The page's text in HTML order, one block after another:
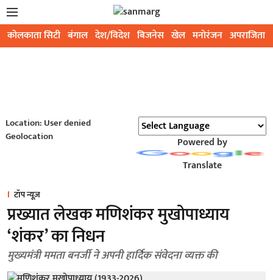
कोलकाता सिटी बंगाल देश/विदेश बिजनेस खेल मनोरंजन अपराजिता
Location: User denied
Geolocation
Powered by
Translate
टॉप न्यूज़
प्रख्यात लेखक मणिशंकर मुखोपाध्याय
‘शंकर’ का निधन
मुख्यमंत्री ममता बनर्जी ने अपनी हार्दिक संवेदना व्यक्त की